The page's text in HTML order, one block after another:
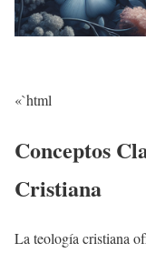
«`html
Conceptos
Cristiana
La teología cristiana